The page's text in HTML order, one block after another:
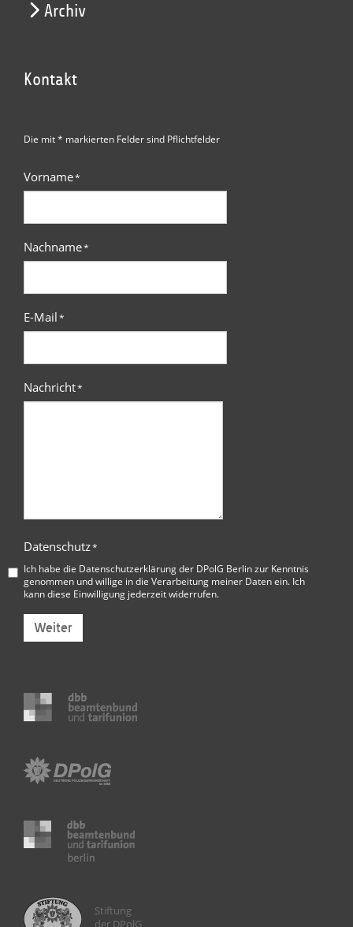
Archiv
Kontakt
Die mit * markierten Felder sind Pflichtfelder
Vorname*
Nachname*
E-Mail*
Nachricht*
Datenschutz*
Ich habe die Datenschutzerklärung der DPolG Berlinzur Kenntnis
genommen und willige in die Verarbeitung meiner Daten ein. Ich
kann diese Einwilligung jederzeit widerrufen.
Weiter
Stiftung
der DPolG